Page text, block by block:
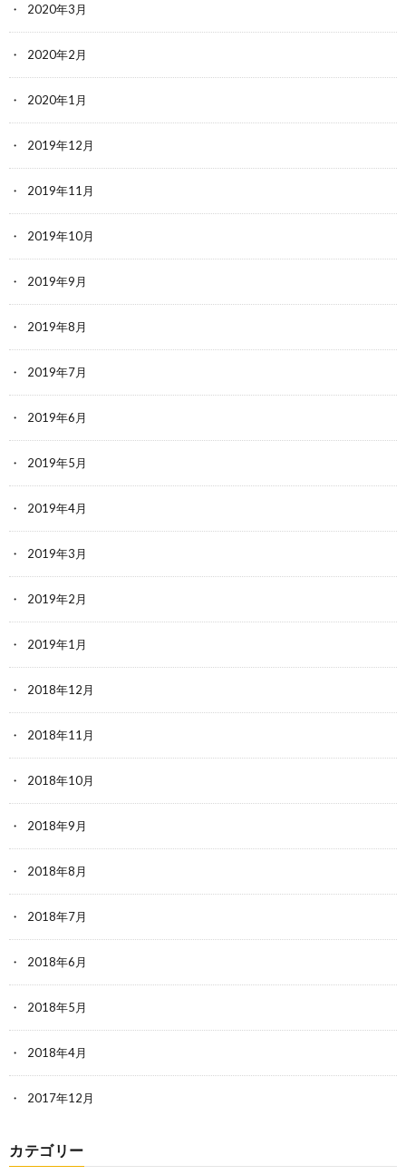
2020年3月
2020年2月
2020年1月
2019年12月
2019年11月
2019年10月
2019年9月
2019年8月
2019年7月
2019年6月
2019年5月
2019年4月
2019年3月
2019年2月
2019年1月
2018年12月
2018年11月
2018年10月
2018年9月
2018年8月
2018年7月
2018年6月
2018年5月
2018年4月
2017年12月
カテゴリー